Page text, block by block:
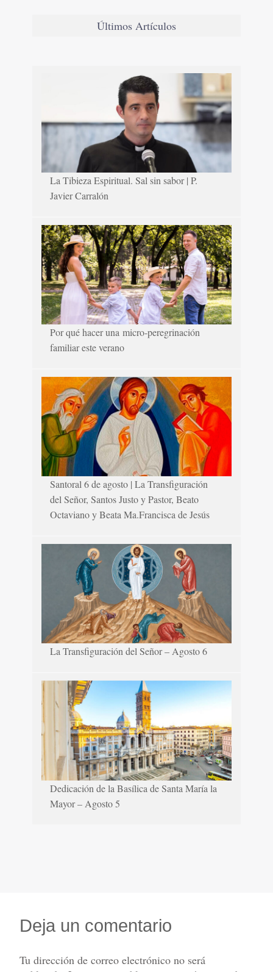
Últimos Artículos
La Tibieza Espiritual. Sal sin sabor | P.
Javier Carralón
Por qué hacer una micro-peregrinación
familiar este verano
Santoral 6 de agosto | La Transfiguración
del Señor, Santos Justo y Pastor, Beato
Octaviano y Beata Ma.Francisca de Jesús
La Transfiguración del Señor – Agosto 6
Dedicación de la Basílica de Santa María la
Mayor – Agosto 5
Deja un comentario
Tu dirección de correo electrónico no será